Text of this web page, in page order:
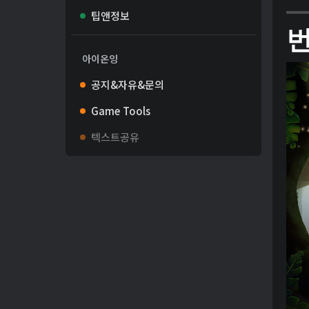
팁앤정보
아이온잉
공지&자유&문의
Game Tools
텍스트공유